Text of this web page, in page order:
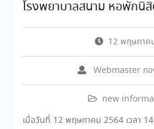
โรงพยาบาลสนาม หอพักนิ
12 พฤษภาค
Webmaster กอ
new
เมื่อวันที่ 12 พฤษภาคม 2564 เวลา